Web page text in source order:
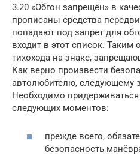
3.20 «Обгон запрещён» в
прописаны средства
попадают под запрет для
входит в этот список. Таким
тихохода на знаке,
Как верно произвести
автолюбителю, следующему
Необходимо
следующих моментов:
прежде всего,
безопасность